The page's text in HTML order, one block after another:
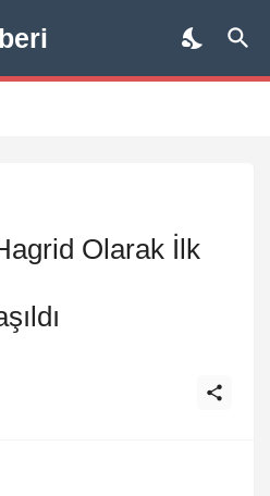
Olarak İlk